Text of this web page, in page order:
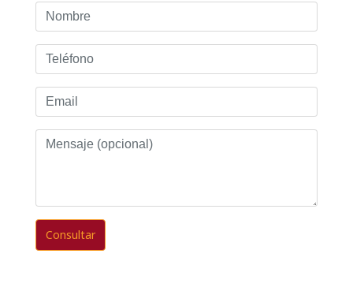
Nombre
Teléfono
Email
Mensaje
Consultar